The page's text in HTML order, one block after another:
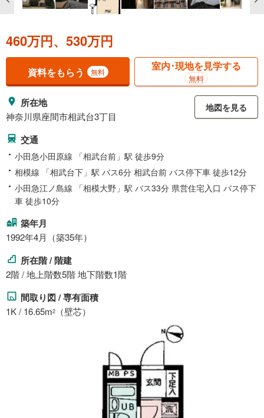
460万円、530万円
資料をもらう 無料 室内･現地を見学する
無料
所在地
神奈川県座間市相武台3丁目
地図を見る
交通
小田急小田原線 「相武台前」駅 徒歩9分
相模線 「相武台下」駅 バス6分 相武台前 バス停下車 徒歩12分
小田急江ノ島線 「相模大野」駅 バス33分 県営住宅入口 バス停下
車 徒歩10分
築年月
1992年4月（築35年）
所在階 / 階建
2階 / 地上階数5階 地下階数1階
間取り図 / 専有面積
1K / 16.65m2 （壁芯）